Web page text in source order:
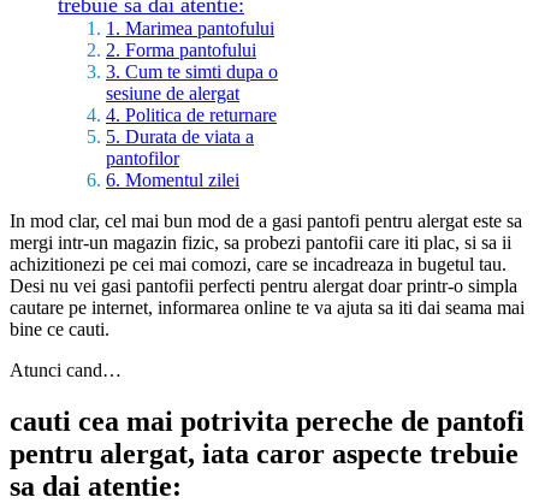
1. Marimea pantofului
2. Forma pantofului
3. Cum te simti dupa o
sesiune de alergat
4. Politica de returnare
5. Durata de viata a
pantofilor
6. Momentul zilei
In mod clar, cel mai bun mod de a gasi pantofi pentru alergat este sa
mergi intr-un magazin fizic, sa probezi pantofii care iti plac, si sa ii
achizitionezi pe cei mai comozi, care se incadreaza in bugetul tau.
Desi nu vei gasi pantofii perfecti pentru alergat doar printr-o simpla
cautare pe internet, informarea online te va ajuta sa iti dai seama mai
bine ce cauti.
Atunci cand…
cauti cea mai potrivita pereche de pantofi
pentru alergat, iata caror aspecte trebuie
sa dai atentie: